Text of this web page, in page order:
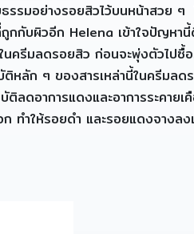
มอย่างรอยสิวไว้บนหน้าสวย
ผิวอีก Helena เข้าใจปัญหานี้
ครีมลดรอยสิว ก่อนจะพุ่งตัวไป
ๆ ของสารเหล่านี้ในครีมลดร
าการแดงและอาการระคายเ
ทำให้รอยดำ และรอยแดงจาง